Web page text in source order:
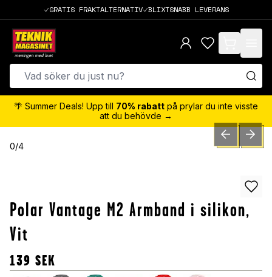
GRATIS FRAKTALTERNATIV BLIXTSNABB LEVERANS
items in cart,
🌴 Summer Deals! Upp till 70% rabatt på prylar du inte visste
att du behövde →
0/4 PREVIOUSNEXT
Polar Vantage M2 Armband i silikon,
Vit
139 SEK